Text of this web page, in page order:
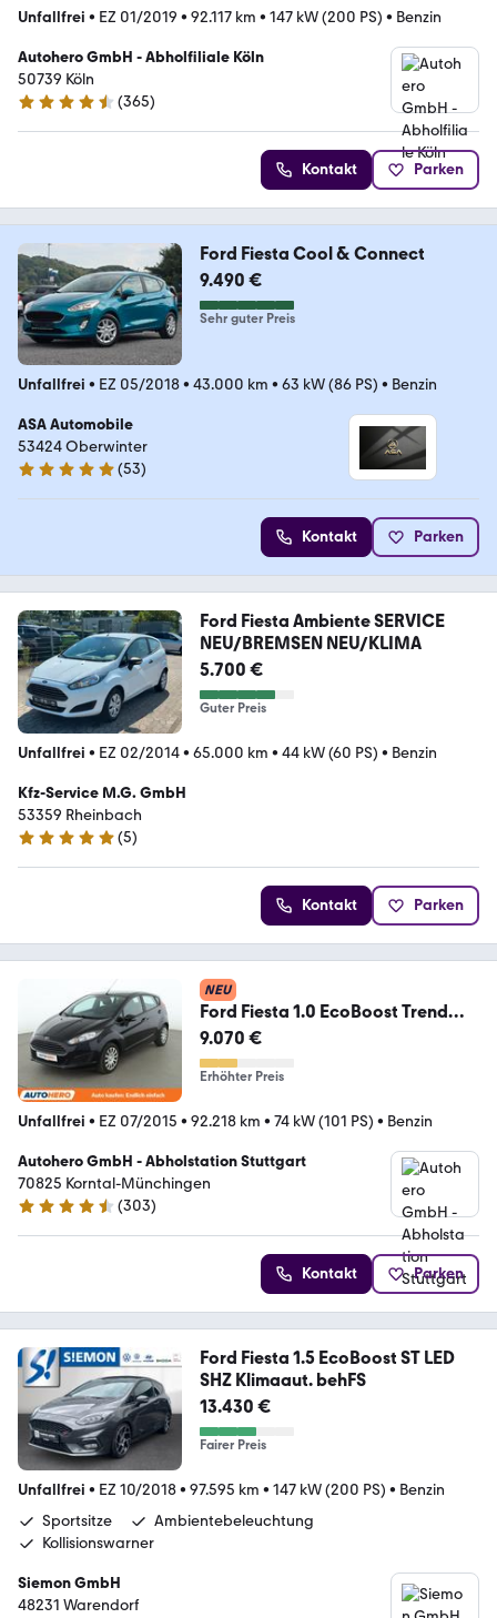
Unfallfrei • EZ 01/2019 • 92.117 km • 147 kW (200 PS) • Benzin
Autohero GmbH - Abholfiliale Köln
50739 Köln
4.6 Sterne
(365)
Kontakt Parken
Ford Fiesta Cool & Connect
9.490 €
Sehr guter Preis
Unfallfrei • EZ 05/2018• 43.000 km • 63 kW (86 PS) • Benzin
ASA Automobile
53424 Oberwinter
5 Sterne
(53)
Kontakt Parken
Ford Fiesta Ambiente SERVICE
NEU/BREMSEN NEU/KLIMA
5.700 €
Guter Preis
Unfallfrei • EZ 02/2014• 65.000 km • 44 kW (60 PS) • Benzin
Kfz-Service M.G. GmbH
53359 Rheinbach
4.8 Sterne
(5)
Kontakt Parken
NEU
Ford Fiesta 1.0 EcoBoost Trend
Aut.*KLIMA*BLUETOOTH*
9.070 €
Erhöhter Preis
Unfallfrei • EZ 07/2015 • 92.218 km • 74 kW (101 PS) • Benzin
Autohero GmbH - Abholstation Stuttgart
70825 Korntal-Münchingen
4.4 Sterne
(303)
Kontakt Parken
Ford Fiesta 1.5 EcoBoost ST LED
SHZ Klimaaut. behFS
13.430 €
Fairer Preis
Unfallfrei • EZ 10/2018• 97.595 km • 147 kW (200 PS) • Benzin
Sportsitze
Ambientebeleuchtung
Kollisionswarner
Siemon GmbH
48231 Warendorf